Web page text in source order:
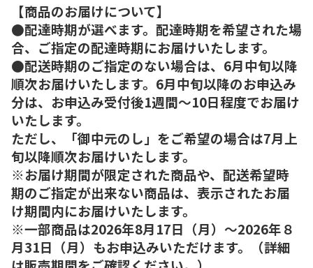
【商品のお届けについて】
●配達時期が選べます。配達時期を希望された場
合、ご指定の配達時期にお届けいたします。
●配送時期のご指定のない場合は、6月中旬以降
順次お届けいたします。6月中旬以降のお申込み
分は、お申込み受付後1週間～10日程度でお届け
いたします。
ただし、「御中元のし」をご希望の場合は7月上
旬以降順次お届けいたします。
※お届け期間が限定された商品や、配送希望時
期のご指定が出来ない商品は、表示されたお届
け期間内にお届けいたします。
※一部商品は2026年8月17日（月）～2026年８
月31日（月）もお申込みいただけます。（詳細